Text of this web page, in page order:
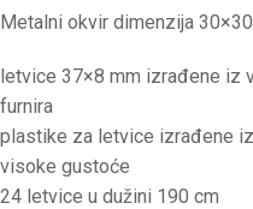
Metalni okvir dimenzija
letvice 37×8 mm izrađene iz
furnira
plastike za letvice izrađene
visoke gustoće
24 letvice u dužini 190 cm